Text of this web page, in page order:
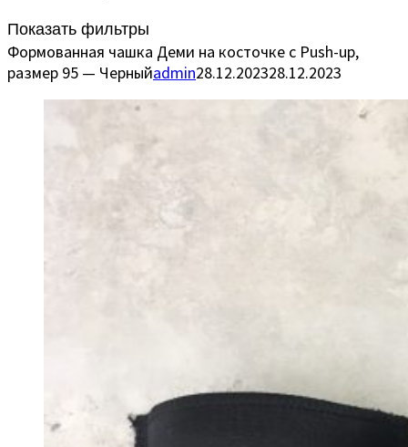
Показать фильтры
Формованная чашка Деми на косточке с Push-up,
размер 95 — Черныйadmin28.12.202328.12.2023